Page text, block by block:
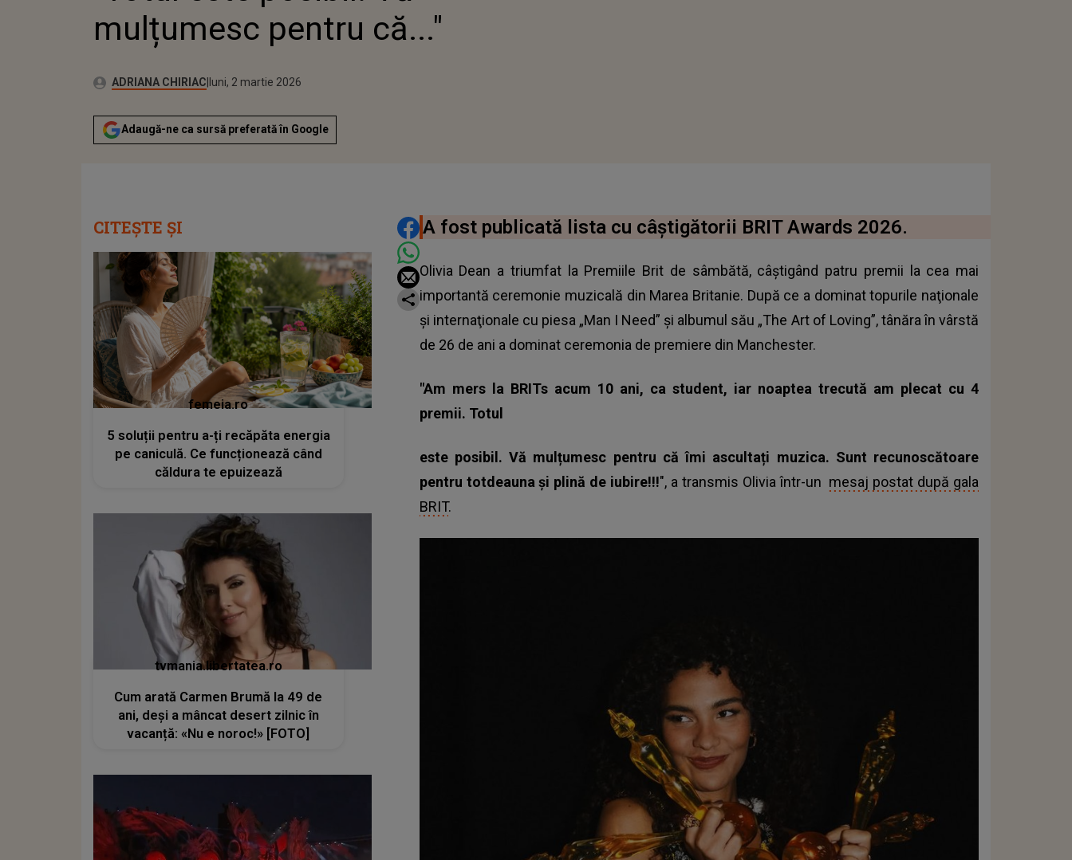
mulțumesc pentru că..."
Autor:ADRIANA CHIRIAC Publicat:
luni, 2 martie 2026
Adaugă-ne ca sursă preferată în Google
DISTRIBUIE ARTICOLUL
A fost publicată lista cu câștigătorii BRIT Awards 2026.
Olivia Dean a triumfat la Premiile Brit de sâmbătă, câştigând patru premii la cea mai
importantă ceremonie muzicală din Marea Britanie. După ce a dominat topurile naţionale
şi internaţionale cu piesa „Man I Need” şi albumul său „The Art of Loving”, tânăra în vârstă
de 26 de ani a dominat ceremonia de premiere din Manchester.
"Am mers la BRITs acum 10 ani, ca student, iar noaptea trecută am plecat cu 4
premii. Totul
este posibil. Vă mulțumesc pentru că îmi ascultați muzica. Sunt recunoscătoare
pentru totdeauna și plină de iubire!!!", a transmis Olivia într-un mesaj postat după gala
BRIT.
CITEȘTE ȘI
femeia.ro
5 soluții pentru a-ți recăpăta energia
pe caniculă. Ce funcționează când
căldura te epuizează
tvmania.libertatea.ro
Cum arată Carmen Brumă la 49 de
ani, deși a mâncat desert zilnic în
vacanță: «Nu e noroc!» [FOTO]